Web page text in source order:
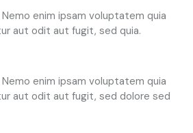
enim ipsam voluptatem quia
aut odit aut fugit, sed quia.
enim ipsam voluptatem quia
aut odit aut fugit, sed dolore sed